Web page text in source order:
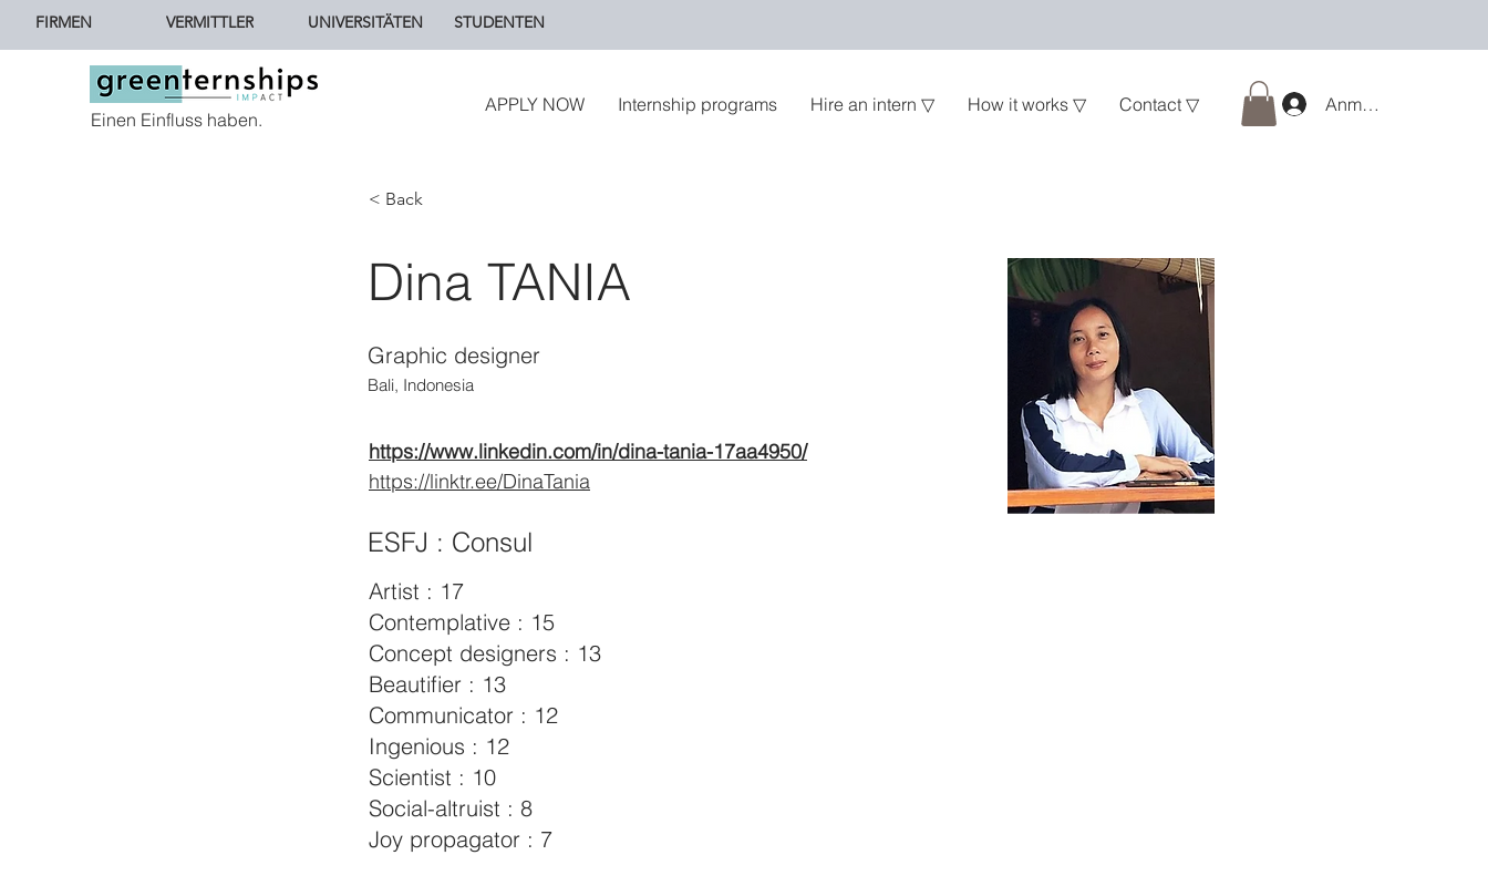
FIRMEN VERMITTLER UNIVERSITÄTEN STUDENTEN
Einen Einfluss haben.
APPLY NOW Internship programs Hire an intern ▽ How it works ▽ Contact ▽ Anmelden
< Back
Dina TANIA
Graphic designer
Bali, Indonesia
https://www.linkedin.com/in/dina-tania-17aa4950/
https://linktr.ee/DinaTania
ESFJ : Consul
Artist : 17
Contemplative : 15
Concept designers : 13
Beautifier : 13
Communicator : 12
Ingenious : 12
Scientist : 10
Social-altruist : 8
Joy propagator : 7